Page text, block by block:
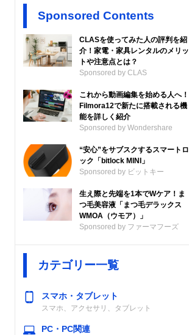
Sponsored Contents
CLASを使ってみた人の評判を紹
介！家電・家具レンタルのメリッ
トや注意点とは？
Sponsored by CLAS
これから動画編集を始める人へ！
Filmora12で新たに搭載される機
能を詳しく紹介
Sponsored by Wondershare
“安心”をサブスクするスマートロ
ック「bitlock MINI」
Sponsored by ビットキー
生え際と先端を1本でWケア！ま
つ毛美容液「まつ毛デラックス
WMOA（ウモア）」
Sponsored by ファーマフーズ
カテゴリー一覧
スマホ・タブレット
スマホ、アクセサリ、タブレット
PC・PC関連